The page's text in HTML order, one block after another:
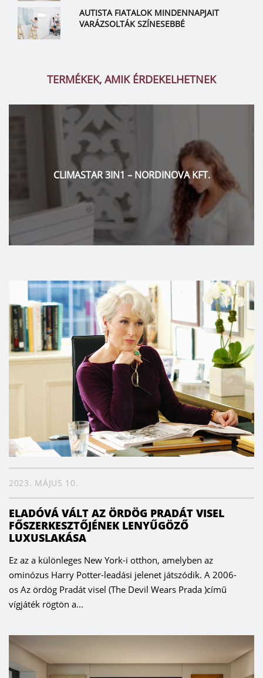
AUTISTA FIATALOK MINDENNAPJAIT
VARÁZSOLTÁK SZÍNESEBBÉ
TERMÉKEK, AMIK ÉRDEKELHETNEK
KFT.
2023. MÁJUS 10.
ELADÓVÁ VÁLT AZ ÖRDÖG PRADÁT VISEL
FŐSZERKESZTŐJÉNEK LENYŰGÖZŐ
LUXUSLAKÁSA
Ez az a különleges New York-i otthon, amelyben az
ominózus Harry Potter-leadási jelenet játszódik. A 2006-
os Az ördög Pradát visel (The Devil Wears Prada )című
vígjáték rögtön a...